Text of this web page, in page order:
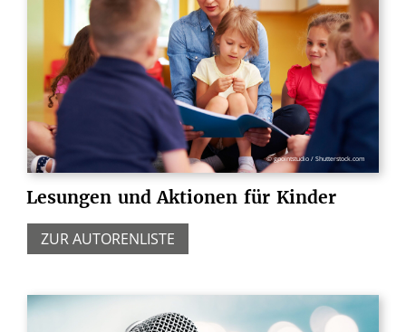
© gpointstudio / Shutterstock.com
Lesungen und Aktionen für Kinder
ZUR AUTORENLISTE